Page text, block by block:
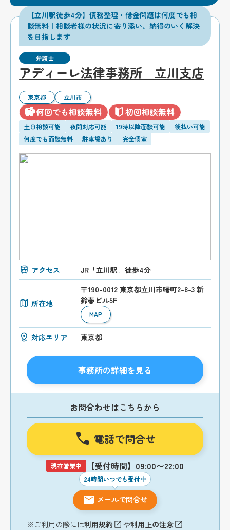
【立川駅徒歩4分】債務整理・借金問題は何度でも相
談無料｜相談者様の状況に寄り添い、納得のいく解決
を目指します
弁護士
アディーレ法律事務所 立川支店
東京都 立川市
何回でも相談無料 初回相談無料
土日相談可能 夜間対応可能 19時以降面談可能
後払い可能
何度でも面談無料
駐車場あり 完全個室
アクセス JR「立川駅」徒歩4分
所在地
〒190-0012 東京都立川市曙町2-8-3 新
鈴春ビル5F
MAP
対応エリア 東京都
事務所の詳細を見る
お問合わせはこちらから
電話で問合せ
現在営業中 【受付時間】09:00〜22:00
24時間いつでも受付中
メールで問合せ
※ご利用の際には利用規約 や利用上の注意